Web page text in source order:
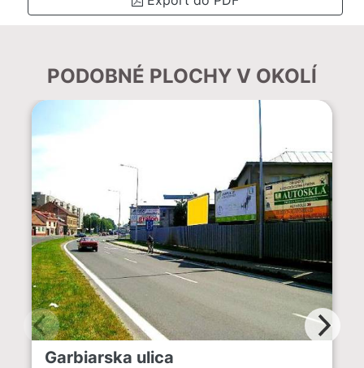
PODOBNÉ PLOCHY V OKOLÍ
Garbiarska ulica